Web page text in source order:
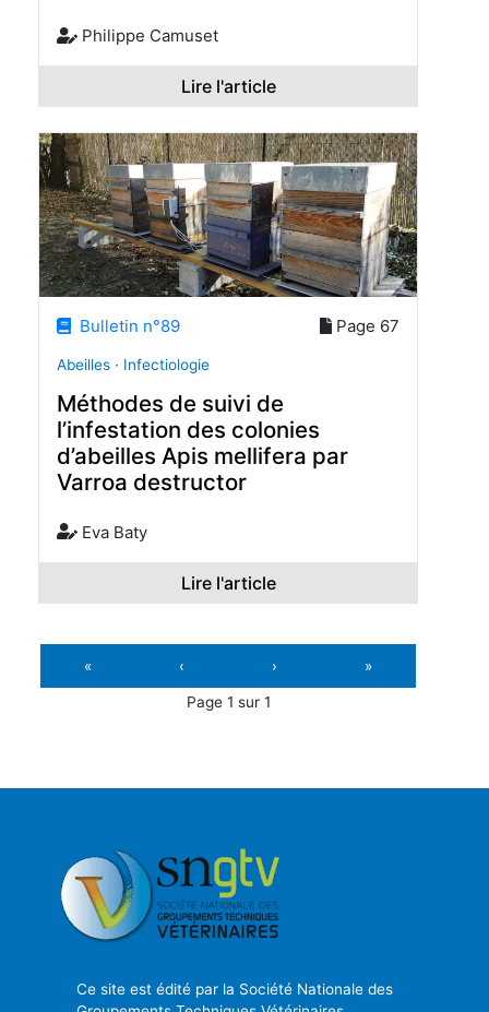
Philippe Camuset
Lire l'article
Bulletin n°89 Page 67
Abeilles · Infectiologie
Méthodes de suivi de
l’infestation des colonies
d’abeilles Apis mellifera par
Varroa destructor
Eva Baty
Lire l'article
« ‹ › »
Page 1 sur 1
Ce site est édité par la Société Nationale des